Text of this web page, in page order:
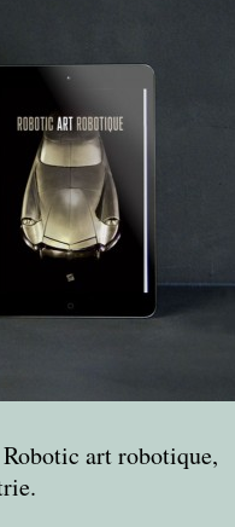
art robotique,